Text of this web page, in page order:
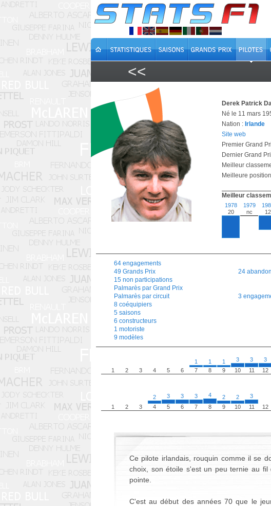
<<
Derek Patrick
Né le 11 mars
Nation : Irlande
Site web
Premier Grand
Dernier Grand
Meilleur
Meilleure
Meilleur
1978
20
1979
nc
12
64 engagements
49 Grands Prix
15 non participations
Palmarès par Grand Prix
Palmarès par circuit
8 coéquipiers
5 saisons
6 constructeurs
1 motoriste
9 modèles
24
3
1 2 3 4 5 6
1
7
1
8
1
9
3
10
3
11
3
12
1 2 3
2
4
3
5
3
6
3
7
4
8
2
9
2
10
3
11
12
Ce pilote irlandais, rouquin comme il se
choix, son étoile s'est un peu ternie au
pointe.
C'est au début des années 70 que le